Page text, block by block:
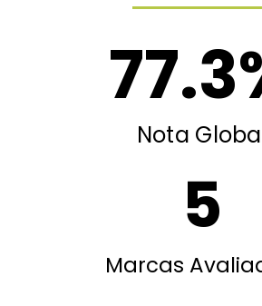
Nota
77.3
Marcas
5